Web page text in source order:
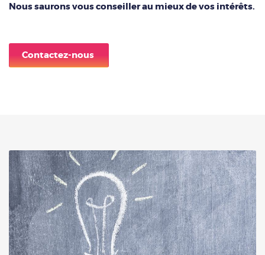
Nous saurons vous conseiller au mieux de vos intérêts.
Contactez-nous